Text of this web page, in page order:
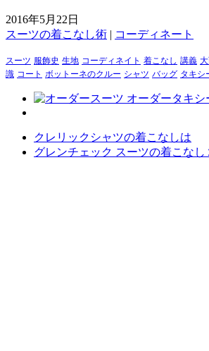
2016年5月22日
スーツの着こなし術 | コーディネート
スーツ 服飾史 生地 コーディネイト 着こなし 講義
識 コート ボットーネのクルー シャツ バッグ タキシ
クレリックシャツの着こなしは
グレンチェック スーツの着こなし